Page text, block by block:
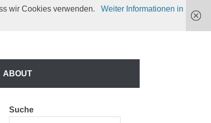
ABOUT
Suche
wir Cookies verwenden.
Weiter Informationen in